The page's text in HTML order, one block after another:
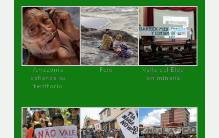
Amazonía
defiende su
territorio
Perú
Valle del Elqui
sin minería.